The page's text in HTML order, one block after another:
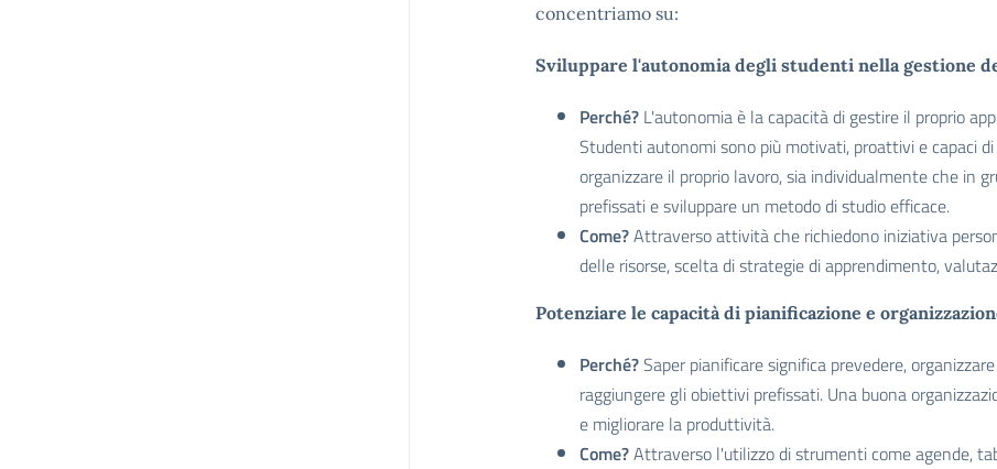
concentriamo su:
Sviluppare l'autonomia degli studenti nella gestione
Perché? L'autonomia è la capacità di gestire il proprio
Studenti autonomi sono più motivati, proattivi e capaci
organizzare il proprio lavoro, sia individualmente che in
prefissati e sviluppare un metodo di studio efficace.
Come?Attraverso attività che richiedono iniziativa
delle risorse, scelta di strategie di apprendimento,
Potenziare le capacità di pianificazione e
Perché?Saper pianificare significa prevedere,
raggiungere gli obiettivi prefissati. Una buona
e migliorare la produttività.
Come?Attraverso l'utilizzo di strumenti come agende,